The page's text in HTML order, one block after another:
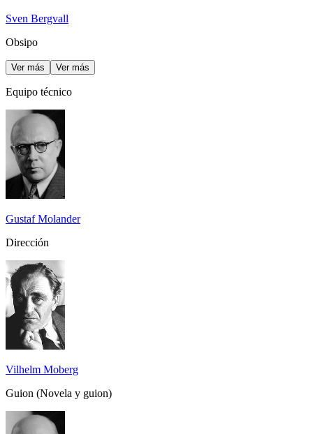
Sven Bergvall
Obsipo
Ver más Ver más
Equipo técnico
Gustaf Molander
Dirección
Vilhelm Moberg
Guion (Novela y guion)